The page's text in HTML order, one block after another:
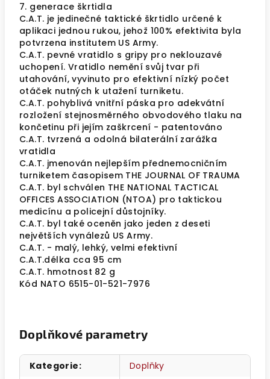
7. generace škrtidla
C.A.T. je jedinečné taktické škrtidlo určené k
aplikaci jednou rukou, jehož 100% efektivita byla
potvrzena institutem US Army.
C.A.T. pevné vratidlo s gripy pro neklouzavé
uchopení. Vratidlo nemění svůj tvar při
utahování, vyvinuto pro efektivní nízký počet
otáček nutných k utažení turniketu.
C.A.T. pohyblivá vnitřní páska pro adekvátní
rozložení stejnosměrného obvodového tlaku na
končetinu při jejím zaškrcení - patentováno
C.A.T. tvrzená a odolná bilaterální zarážka
vratidla
C.A.T. jmenován nejlepším přednemocničním
turniketem časopisem THE JOURNAL OF TRAUMA
C.A.T. byl schválen THE NATIONAL TACTICAL
OFFICES ASSOCIATION (NTOA) pro taktickou
medicínu a policejní důstojníky.
C.A.T. byl také oceněn jako jeden z deseti
největších vynálezů US Army.
C.A.T. - malý, lehký, velmi efektivní
C.A.T.délka cca 95 cm
C.A.T. hmotnost 82 g
Kód NATO 6515-01-521-7976
Doplňkové parametry
Kategorie:
Doplňky